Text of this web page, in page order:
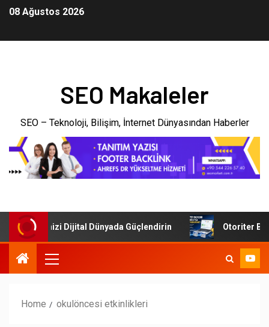
08 Ağustos 2026
SEO Makaleler
SEO – Teknoloji, Bilişim, İnternet Dünyasından Haberler
İşletmenizi Dijital Dünyada Güçlendirin Otoriter
Home okulöncesi etkinlikleri